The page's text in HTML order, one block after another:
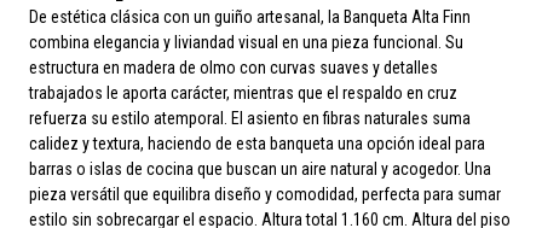
De estética clásica con un guiño artesanal, la Banqueta Alta Finn
combina elegancia y liviandad visual en una pieza funcional. Su
estructura en madera de olmo con curvas suaves y detalles
trabajados le aporta carácter, mientras que el respaldo en cruz
refuerza su estilo atemporal. El asiento en fibras naturales suma
calidez y textura, haciendo de esta banqueta una opción ideal para
barras o islas de cocina que buscan un aire natural y acogedor. Una
pieza versátil que equilibra diseño y comodidad, perfecta para sumar
estilo sin sobrecargar el espacio. Altura total 1.160 cm. Altura del piso